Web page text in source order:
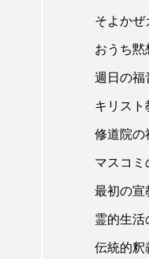
そよかぜ
おうち黙
週日の福
キリスト
修道院の
マスコミ
最初の宣
霊的生
伝統的釈